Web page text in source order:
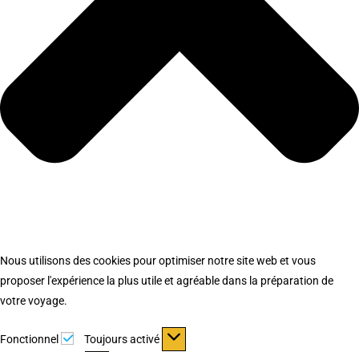
Nous utilisons des cookies pour optimiser notre site web et vous
proposer l'expérience la plus utile et agréable dans la préparation de
votre voyage.
Fonctionnel Fonctionnel
Toujours activé